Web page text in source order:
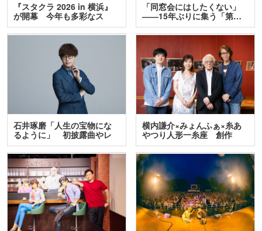
『スタクラ 2026 in 横浜』
が開幕 今年も多彩なス
テ…
「同窓会にはしたくない」
――15年ぶりに集う「第…
石井琢磨「人生の宝物にな
るように」 初披露曲やレ
ア…
横内謙介×みょんふぁ×糸あ
やつり人形一糸座 創作
人…